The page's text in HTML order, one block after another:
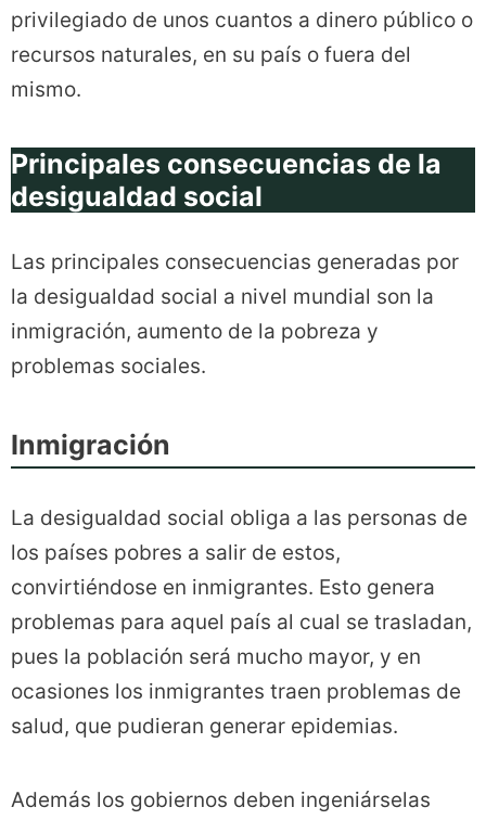
privilegiado de unos cuantos a dinero público o
recursos naturales, en su país o fuera del
mismo.
Principales consecuencias de la
desigualdad social
Las principales consecuencias generadas por
la desigualdad social a nivel mundial son la
inmigración, aumento de la pobreza y
problemas sociales.
Inmigración
La desigualdad social obliga a las personas de
los países pobres a salir de estos,
convirtiéndose en inmigrantes. Esto genera
problemas para aquel país al cual se trasladan,
pues la población será mucho mayor, y en
ocasiones los inmigrantes traen problemas de
salud, que pudieran generar epidemias.
Además los gobiernos deben ingeniárselas